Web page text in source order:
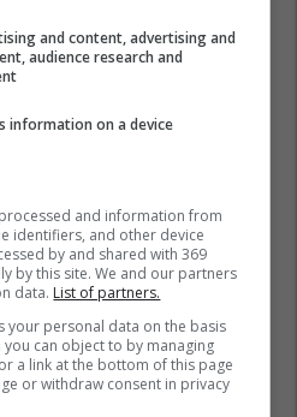
and content, advertising and
audience research and
information on a device
and information from
identifiers, and other device
by and shared with 369
by this site. We and our partners
data. List of partners.
your personal data on the basis
can object to by managing
a link at the bottom of this page
or withdraw consent in privacy